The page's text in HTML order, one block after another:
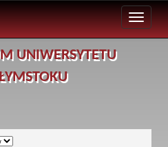
UNIWERSYTETU